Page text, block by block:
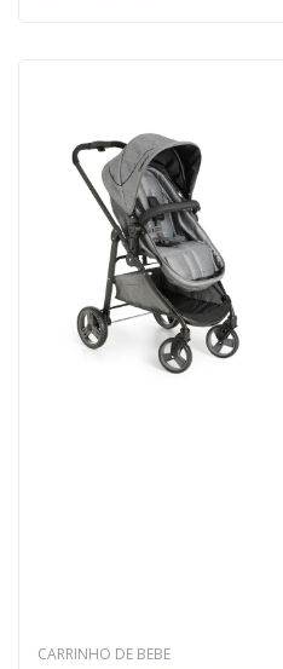
CARRINHO DE BEBE